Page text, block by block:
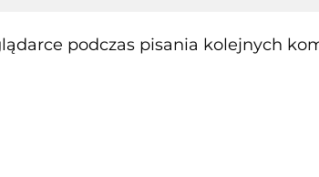
podczas pisania kolejnych